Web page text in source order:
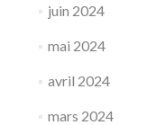
juin 2024
mai 2024
avril 2024
mars 2024